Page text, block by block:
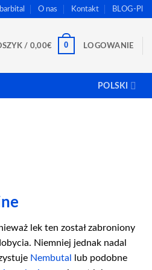
O nas Kontakt BLOG-Pl
/ 0,00€ 0 LOGOWANIE
POLSKI
lek ten został zabroniony
Niemniej jednak nadal
Nembutal
lub podobne